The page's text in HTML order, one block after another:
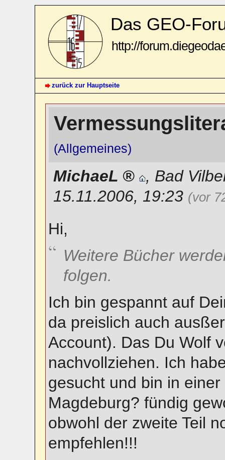
Das GEO-
http://
zurück zur Hauptseite
(Allgemeines)
MichaeL , Bad
15.11.2006, 19:23 (vor
Hi,
Weitere Bücher
folgen.
Ich bin gespannt auf
da preislich auch
Account). Das Du Wolf
nachvollziehen. Ich
gesucht und bin in
Magdeburg? fündig
obwohl der zweite Teil
empfehlen!!!